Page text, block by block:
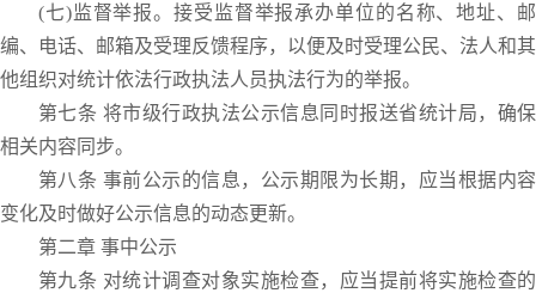
(七)监督举报。接受监督举报承办单位的名称、地址、邮
编、电话、邮箱及受理反馈程序，以便及时受理公民、法人和其
他组织对统计依法行政执法人员执法行为的举报。
第七条 将市级行政执法公示信息同时报送省统计局，确保
相关内容同步。
第八条 事前公示的信息，公示期限为长期，应当根据内容
变化及时做好公示信息的动态更新。
第二章 事中公示
第九条 对统计调查对象实施检查，应当提前将实施检查的